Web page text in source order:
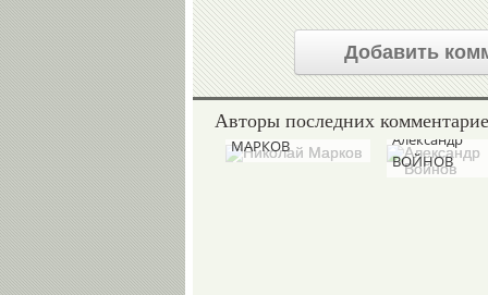
Добавить
Авторы последних
Николай
МАРКОВ
Александр
ВОЙНОВ